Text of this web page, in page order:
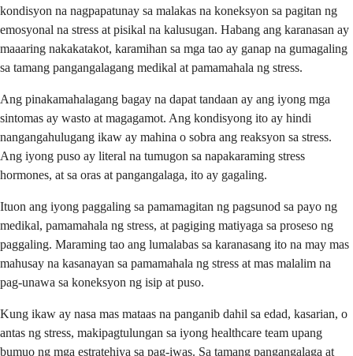
kondisyon na nagpapatunay sa malakas na koneksyon sa pagitan ng
emosyonal na stress at pisikal na kalusugan. Habang ang karanasan ay
maaaring nakakatakot, karamihan sa mga tao ay ganap na gumagaling
sa tamang pangangalagang medikal at pamamahala ng stress.
Ang pinakamahalagang bagay na dapat tandaan ay ang iyong mga
sintomas ay wasto at magagamot. Ang kondisyong ito ay hindi
nangangahulugang ikaw ay mahina o sobra ang reaksyon sa stress.
Ang iyong puso ay literal na tumugon sa napakaraming stress
hormones, at sa oras at pangangalaga, ito ay gagaling.
Ituon ang iyong paggaling sa pamamagitan ng pagsunod sa payo ng
medikal, pamamahala ng stress, at pagiging matiyaga sa proseso ng
paggaling. Maraming tao ang lumalabas sa karanasang ito na may mas
mahusay na kasanayan sa pamamahala ng stress at mas malalim na
pag-unawa sa koneksyon ng isip at puso.
Kung ikaw ay nasa mas mataas na panganib dahil sa edad, kasarian, o
antas ng stress, makipagtulungan sa iyong healthcare team upang
bumuo ng mga estratehiya sa pag-iwas. Sa tamang pangangalaga at